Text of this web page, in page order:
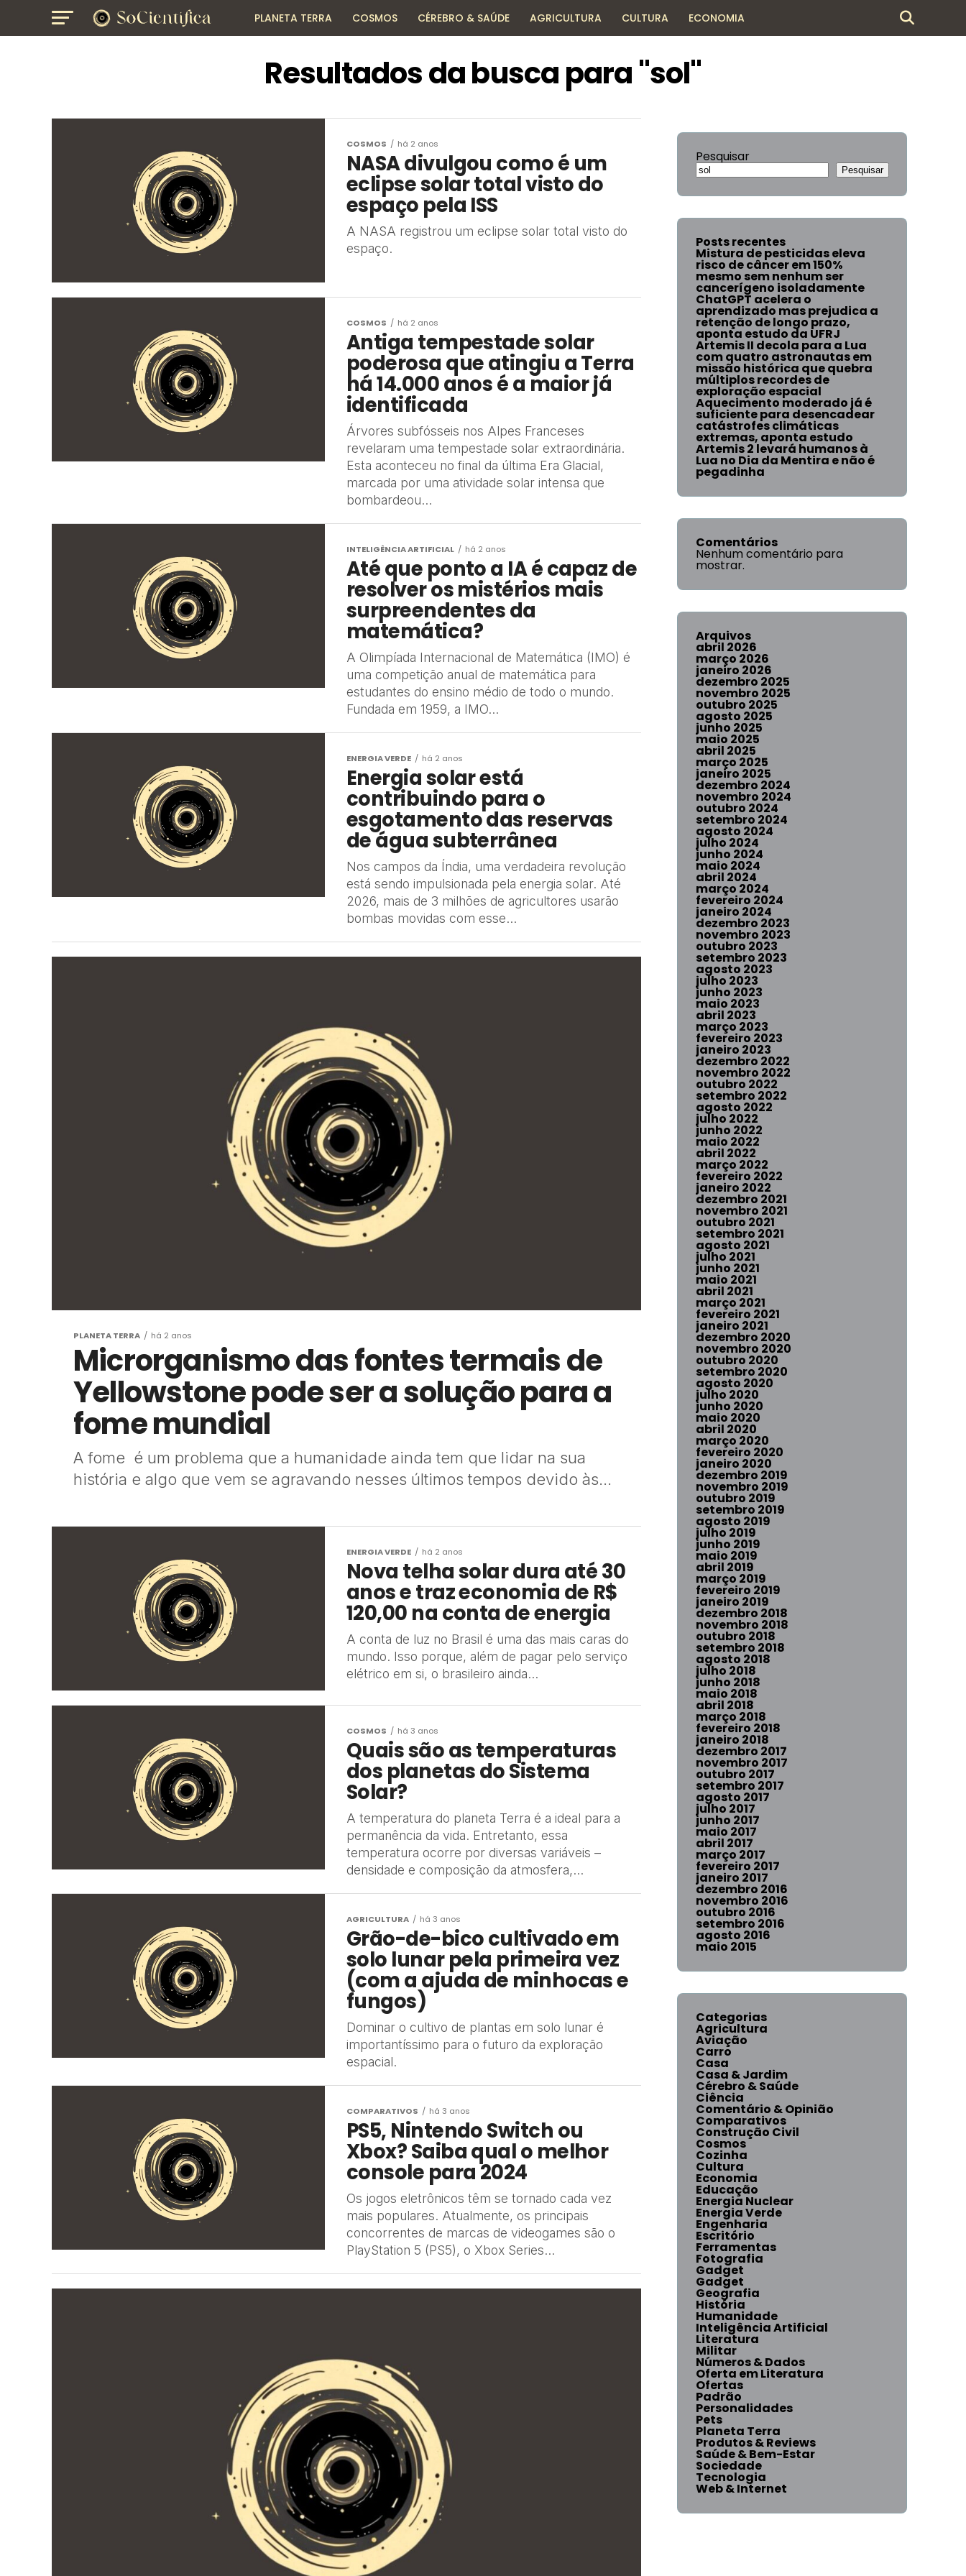
PLANETA TERRA COSMOS CÉREBRO & SAÚDE AGRICULTURA CULTURA ECONOMIA
Resultados da busca para "sol"
COSMOS há 2 anos
NASA divulgou como é um
eclipse solar total visto do
espaço pela ISS
A NASA registrou um eclipse solar total visto do
espaço.
COSMOS há 2 anos
Antiga tempestade solar
poderosa que atingiu a Terra
há 14.000 anos é a maior já
identificada
Árvores subfósseis nos Alpes Franceses
revelaram uma tempestade solar extraordinária.
Esta aconteceu no final da última Era Glacial,
marcada por uma atividade solar intensa que
bombardeou...
INTELIGÊNCIA ARTIFICIAL há 2 anos
Até que ponto a IA é capaz de
resolver os mistérios mais
surpreendentes da
matemática?
A Olimpíada Internacional de Matemática (IMO) é
uma competição anual de matemática para
estudantes do ensino médio de todo o mundo.
Fundada em 1959, a IMO...
ENERGIA VERDE há 2 anos
Energia solar está
contribuindo para o
esgotamento das reservas
de água subterrânea
Nos campos da Índia, uma verdadeira revolução
está sendo impulsionada pela energia solar. Até
2026, mais de 3 milhões de agricultores usarão
bombas movidas com esse...
PLANETA TERRA há 2 anos
Microrganismo das fontes termais de
Yellowstone pode ser a solução para a
fome mundial
A fome é um problema que a humanidade ainda tem que lidar na sua
história e algo que vem se agravando nesses últimos tempos devido às...
ENERGIA VERDE há 2 anos
Nova telha solar dura até 30
anos e traz economia de R$
120,00 na conta de energia
A conta de luz no Brasil é uma das mais caras do
mundo. Isso porque, além de pagar pelo serviço
elétrico em si, o brasileiro ainda...
COSMOS há 3 anos
Quais são as temperaturas
dos planetas do Sistema
Solar?
A temperatura do planeta Terra é a ideal para a
permanência da vida. Entretanto, essa
temperatura ocorre por diversas variáveis –
densidade e composição da atmosfera,...
AGRICULTURA há 3 anos
Grão-de-bico cultivado em
solo lunar pela primeira vez
(com a ajuda de minhocas e
fungos)
Dominar o cultivo de plantas em solo lunar é
importantíssimo para o futuro da exploração
espacial.
COMPARATIVOS há 3 anos
PS5, Nintendo Switch ou
Xbox? Saiba qual o melhor
console para 2024
Os jogos eletrônicos têm se tornado cada vez
mais populares. Atualmente, os principais
concorrentes de marcas de videogames são o
PlayStation 5 (PS5), o Xbox Series...
Pesquisar
Pesquisar
Posts recentes
Mistura de pesticidas eleva
risco de câncer em 150%
mesmo sem nenhum ser
cancerígeno isoladamente
ChatGPT acelera o
aprendizado mas prejudica a
retenção de longo prazo,
aponta estudo da UFRJ
Artemis II decola para a Lua
com quatro astronautas em
missão histórica que quebra
múltiplos recordes de
exploração espacial
Aquecimento moderado já é
suficiente para desencadear
catástrofes climáticas
extremas, aponta estudo
Artemis 2 levará humanos à
Lua no Dia da Mentira e não é
pegadinha
Comentários
Nenhum comentário para
mostrar.
Arquivos
abril 2026
março 2026
janeiro 2026
dezembro 2025
novembro 2025
outubro 2025
agosto 2025
junho 2025
maio 2025
abril 2025
março 2025
janeiro 2025
dezembro 2024
novembro 2024
outubro 2024
setembro 2024
agosto 2024
julho 2024
junho 2024
maio 2024
abril 2024
março 2024
fevereiro 2024
janeiro 2024
dezembro 2023
novembro 2023
outubro 2023
setembro 2023
agosto 2023
julho 2023
junho 2023
maio 2023
abril 2023
março 2023
fevereiro 2023
janeiro 2023
dezembro 2022
novembro 2022
outubro 2022
setembro 2022
agosto 2022
julho 2022
junho 2022
maio 2022
abril 2022
março 2022
fevereiro 2022
janeiro 2022
dezembro 2021
novembro 2021
outubro 2021
setembro 2021
agosto 2021
julho 2021
junho 2021
maio 2021
abril 2021
março 2021
fevereiro 2021
janeiro 2021
dezembro 2020
novembro 2020
outubro 2020
setembro 2020
agosto 2020
julho 2020
junho 2020
maio 2020
abril 2020
março 2020
fevereiro 2020
janeiro 2020
dezembro 2019
novembro 2019
outubro 2019
setembro 2019
agosto 2019
julho 2019
junho 2019
maio 2019
abril 2019
março 2019
fevereiro 2019
janeiro 2019
dezembro 2018
novembro 2018
outubro 2018
setembro 2018
agosto 2018
julho 2018
junho 2018
maio 2018
abril 2018
março 2018
fevereiro 2018
janeiro 2018
dezembro 2017
novembro 2017
outubro 2017
setembro 2017
agosto 2017
julho 2017
junho 2017
maio 2017
abril 2017
março 2017
fevereiro 2017
janeiro 2017
dezembro 2016
novembro 2016
outubro 2016
setembro 2016
agosto 2016
maio 2015
Categorias
Agricultura
Aviação
Carro
Casa
Casa & Jardim
Cérebro & Saúde
Ciência
Comentário & Opinião
Comparativos
Construção Civil
Cosmos
Cozinha
Cultura
Economia
Educação
Energia Nuclear
Energia Verde
Engenharia
Escritório
Ferramentas
Fotografia
Gadget
Gadget
Geografia
História
Humanidade
Inteligência Artificial
Literatura
Militar
Números & Dados
Oferta em Literatura
Ofertas
Padrão
Personalidades
Pets
Planeta Terra
Produtos & Reviews
Saúde & Bem-Estar
Sociedade
Tecnologia
Web & Internet